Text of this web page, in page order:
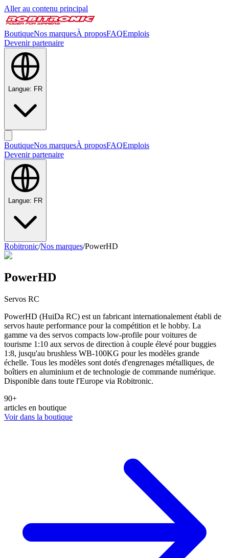
Aller au contenu principal
BoutiqueNos marquesÀ proposFAQEmplois
Devenir partenaire
Langue: FR
BoutiqueNos marquesÀ proposFAQEmplois
Devenir partenaire
Langue: FR
Robitronic/Nos marques/PowerHD
PowerHD
Servos RC
PowerHD (HuiDa RC) est un fabricant internationalement établi de
servos haute performance pour la compétition et le hobby. La
gamme va des servos compacts low-profile pour voitures de
tourisme 1:10 aux servos de direction à couple élevé pour buggies
1:8, jusqu'au brushless WB-100KG pour les modèles grande
échelle. Tous les modèles sont dotés d'engrenages métalliques, de
boîtiers en aluminium et de technologie de commande numérique.
Disponible dans toute l'Europe via Robitronic.
90+
articles en boutique
Voir dans la boutique